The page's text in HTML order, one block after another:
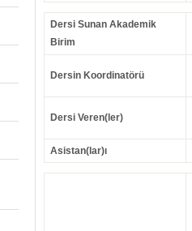
Dersi Sunan Akademik
Birim
Dersin Koordinatörü
Dersi Veren(ler)
Asistan(lar)ı